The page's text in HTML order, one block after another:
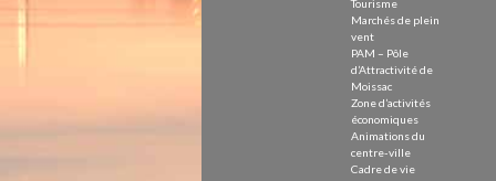
Tourisme
Marchés de plein
vent
PAM – Pôle
d’Attractivité de
Moissac
Zone d’activités
économiques
Animations du
centre-ville
Cadre de vie